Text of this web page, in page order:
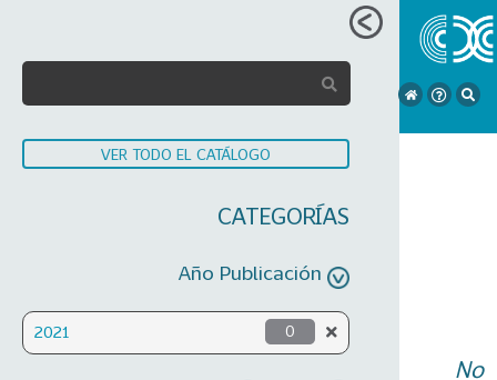
VER TODO EL CATÁLOGO
CATEGORÍAS
Año Publicación
2021 0
No